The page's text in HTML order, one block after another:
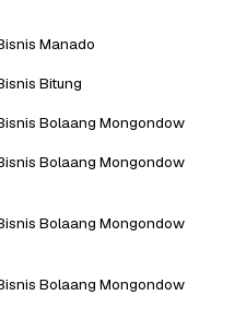
Manado
Bitung
Bolaang Mongondow
Bolaang Mongondow
Bolaang Mongondow
Bolaang Mongondow